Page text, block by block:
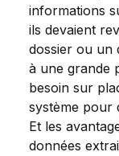
informations
ils devaient
dossier ou un
à une grande
besoin sur
système pour
Et les
données